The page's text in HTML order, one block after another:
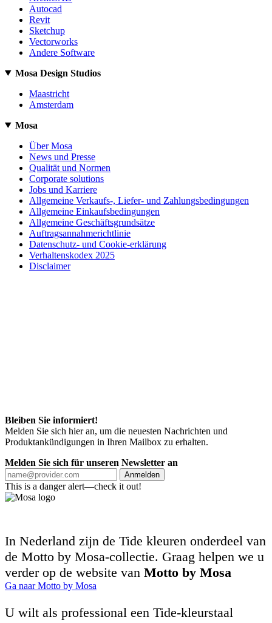
Autocad
Revit
Sketchup
Vectorworks
Andere Software
Mosa Design Studios
Maastricht
Amsterdam
Mosa
Über Mosa
News und Presse
Qualität und Normen
Corporate solutions
Jobs und Karriere
Allgemeine Verkaufs-, Liefer- und Zahlungsbedingungen
Allgemeine Einkaufsbedingungen
Allgemeine Geschäftsgrundsätze
Auftragsannahmerichtlinie
Datenschutz- und Cookie-erklärung
Verhaltenskodex 2025
Disclaimer
Bleiben Sie informiert!
Melden Sie sich hier an, um die neuesten Nachrichten und
Produktankündigungen in Ihren Mailbox zu erhalten.
Melden Sie sich für unseren Newsletter an
Anmelden
This is a danger alert—check it out!
In Nederland zijn de Tide kleuren onderdeel van
de Motto by Mosa-collectie. Graag helpen we u
verder op de website van Motto by Mosa
Ga naar Motto by Mosa
U wilt als professional een Tide-kleurstaal